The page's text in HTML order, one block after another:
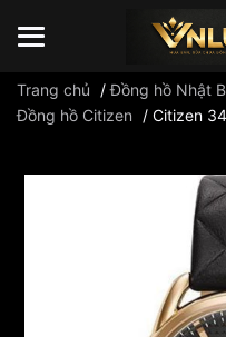
Trang chủ /Đồng hồ Nhật
Đồng hồ Citizen
/ Citizen